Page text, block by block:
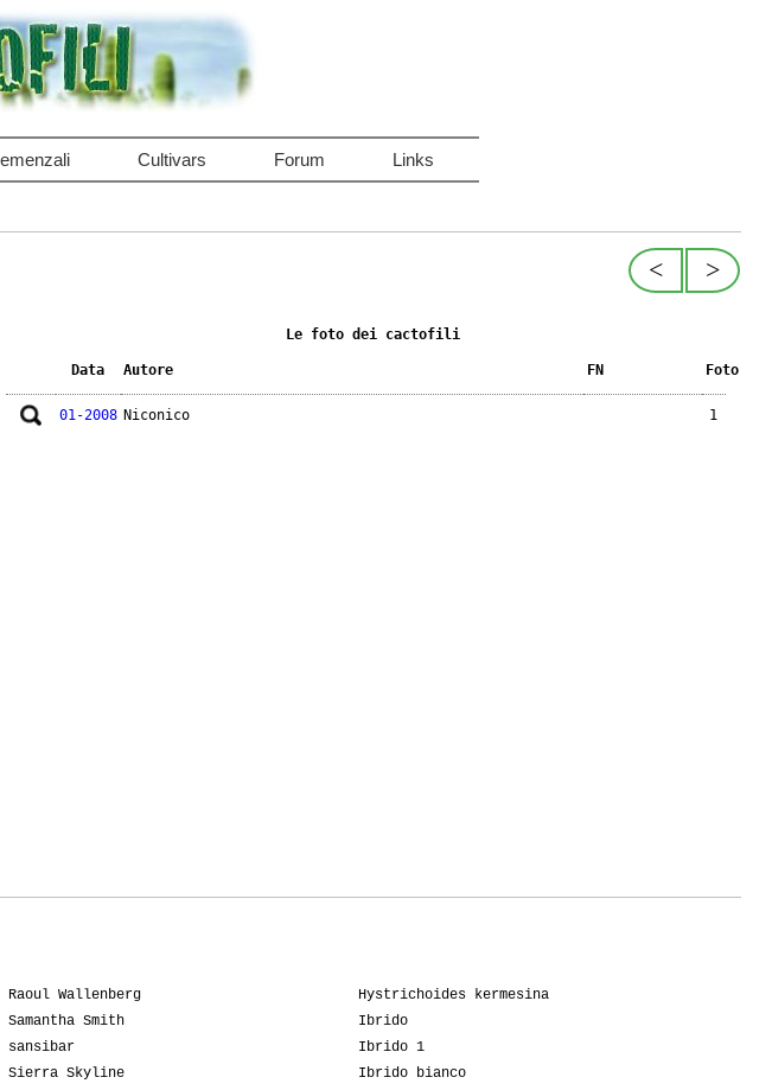
Cultivars Forum Links
>
<
Le foto dei cactofili
Data Autore FN Foto
01-2008 Niconico 1
Raoul Wallenberg
Samantha Smith
sansibar
Sierra Skyline
Hystrichoides kermesina
Ibrido
Ibrido 1
Ibrido bianco